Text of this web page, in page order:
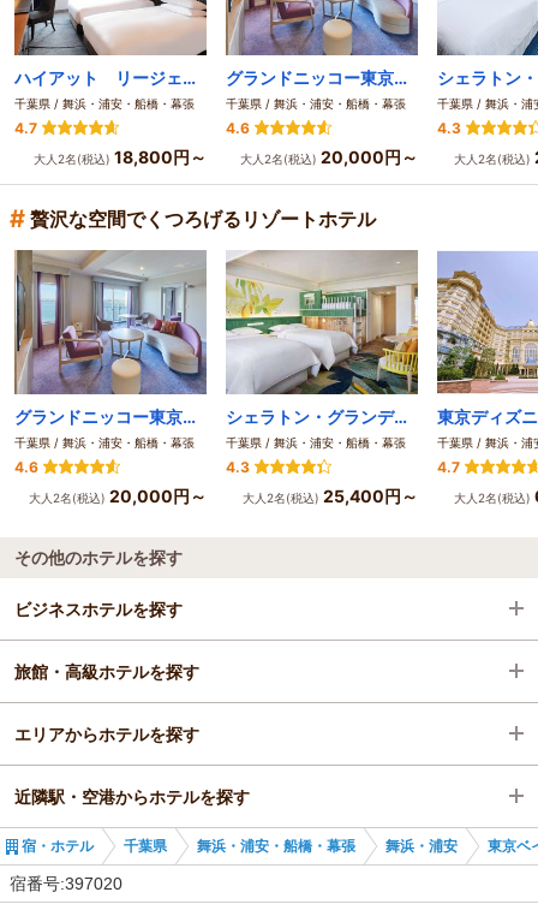
ハイアット リージェンシー 東京ベイ
千葉県 / 舞浜・浦安・船橋・幕張
4.7
大人2名(税込) 18,800円～
グランドニッコー東京ベイ 舞浜
千葉県 / 舞浜・浦安・船橋・幕張
4.6
大人2名(税込) 20,000円～
千葉県 / 舞浜・浦
4.3
大人2名(税込)
# 贅沢な空間でくつろげるリゾートホテル
グランドニッコー東京ベイ 舞浜
千葉県 / 舞浜・浦安・船橋・幕張
4.6
大人2名(税込) 20,000円～
シェラトン・グランデ・トーキョーベイ・ホテル
千葉県 / 舞浜・浦安・船橋・幕張
4.3
大人2名(税込) 25,400円～
千葉県 / 舞浜・浦
4.7
大人2名(税込)
その他のホテルを探す
ビジネスホテルを探す
千葉県
舞浜・浦安・船橋・幕張
舞浜・浦安
ベイサイド・ステーション駅
旅館・高級ホテルを探す
千葉県
エリアからホテルを探す
千葉県
舞浜・浦安・船橋・幕張
近隣駅・空港からホテルを探す
ベイサイド・ステーション駅
宿・ホテル 千葉県 舞浜・浦安・船橋・幕張 舞浜・浦安 東京ベ
宿番号:397020